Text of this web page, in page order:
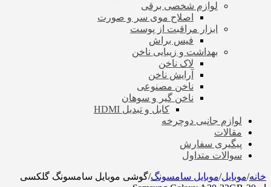
لوازم شخصی برقی
اصلاح موی سر و صورت
ابزار مراقبت از پوست
فیس براش
بهداشت و زیبایی ناخن
لاک ناخن
آرایش ناخن
ناخن مصنوعی
ناخن گیر و سوهان
کابل و تبدیل HDMI
لوازم جانبی دوچرخه
مقالات
پیگیری سفارش
سوالات متداول
خانه/موبایل/موبایل سامسونگ/گوشی موبایل سامسونگ گلکسی